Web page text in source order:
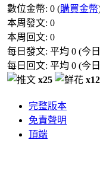
數位金幣: 0 (購買金幣
本周發文: 0
本周回文: 0
每日發文: 平均 0 (今
每日回文: 平均 0 (今
x25
完整版本
免責聲明
頂端